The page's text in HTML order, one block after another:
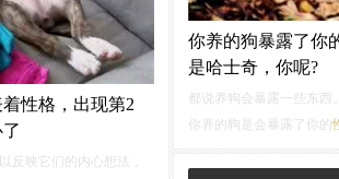
你养的狗暴露了你
是哈士奇，你呢?
都说养狗会暴露一些东西
你养的狗是会暴露了你的
性格，出现第2
反映它们的内心想法，